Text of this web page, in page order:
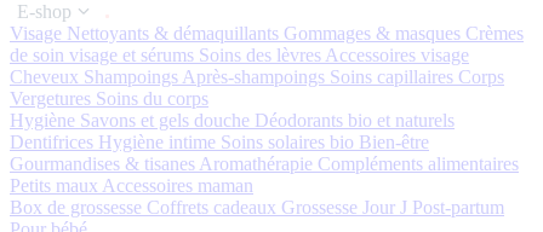
E-shop
Visage Nettoyants & démaquillants Gommages & masques Crèmes
de soin visage et sérums Soins des lèvres Accessoires visage
Cheveux Shampoings Après-shampoings Soins capillaires Corps
Vergetures Soins du corps
Hygiène Savons et gels douche Déodorants bio et naturels
Dentifrices Hygiène intime Soins solaires bio Bien-être
Gourmandises & tisanes Aromathérapie Compléments alimentaires
Petits maux Accessoires maman
Box de grossesse Coffrets cadeaux Grossesse Jour J Post-partum